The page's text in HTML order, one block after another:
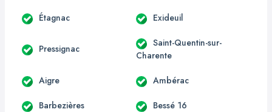
Étagnac Exideuil
Pressignac
Saint-Quentin-sur-
Charente
Aigre Ambérac
Barbezières Bessé 16